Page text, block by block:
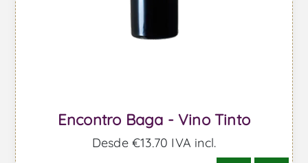
Encontro Baga - Vino Tinto
Desde €13,70 IVA incl.